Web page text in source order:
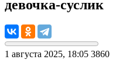
девочка-суслик
1 августа 2025, 18:05 3860